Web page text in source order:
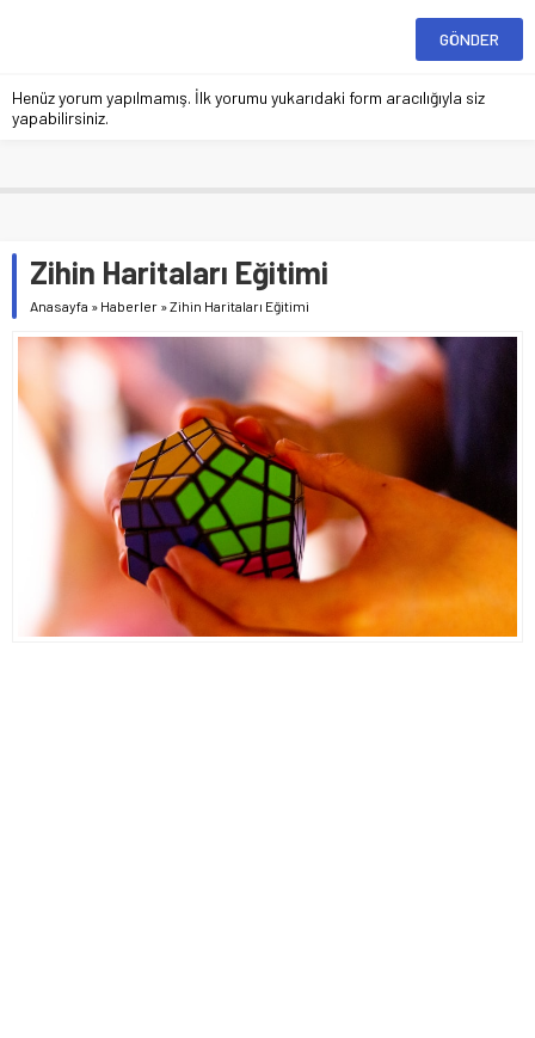
Henüz yorum yapılmamış. İlk yorumu yukarıdaki form aracılığıyla siz
yapabilirsiniz.
Zihin Haritaları Eğitimi
Anasayfa » Haberler »Zihin Haritaları Eğitimi